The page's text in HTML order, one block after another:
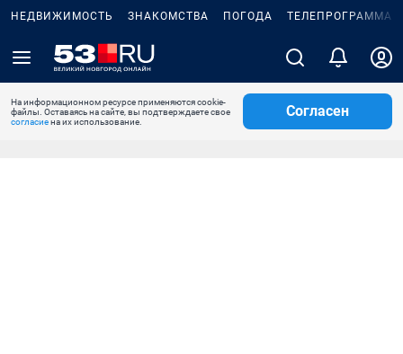
НЕДВИЖИМОСТЬ ЗНАКОМСТВА ПОГОДА ТЕЛЕПРОГРАММА
На информационном ресурсе применяются cookie-
файлы. Оставаясь на сайте, вы подтверждаете свое
согласиена их использование.
Согласен